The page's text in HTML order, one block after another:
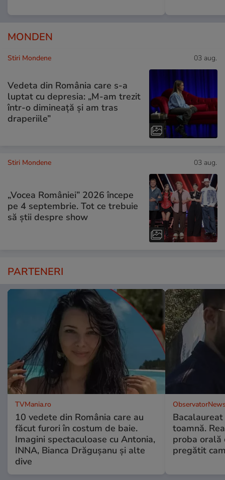
MONDEN
Stiri Mondene 03 aug.
Vedeta din România care s-a
luptat cu depresia: „M-am trezit
într-o dimineață și am tras
draperiile”
Stiri Mondene 03 aug.
„Vocea României” 2026 începe
pe 4 septembrie. Tot ce trebuie
să știi despre show
PARTENERI
TVMania.ro
10 vedete din România care au
făcut furori în costum de baie.
Imagini spectaculoase cu Antonia,
INNA, Bianca Drăgușanu și alte
dive
toamnă.
proba orală
pregătit